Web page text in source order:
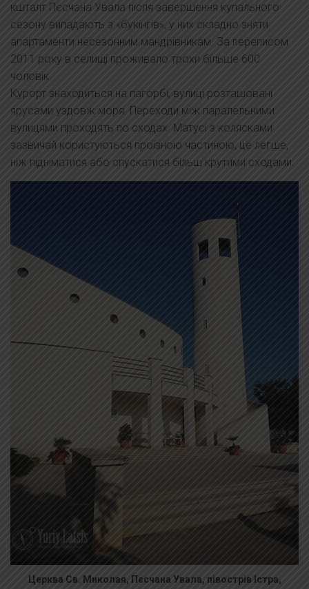
кшталт Пєсчана Увала після завершення купального
сезону випадають з «букінгів», у них складно зняти
апартаменти несезонним мандрівникам. За переписом
2011 року в селищі проживало трохи більше 600
чоловік.
Курорт знаходиться на пагорбі, вулиці розташовані
ярусами уздовж моря. Переходи між паралельними
вулицями проходять по сходах. Матусі з колясками
зазвичай користуються проїзною частиною, це легше,
ніж підніматися або спускатися більш крутими сходами.
Церква Св. Миколая, Пєсчана Увала, півострів Істра,